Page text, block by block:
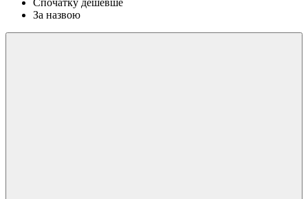
За назвою